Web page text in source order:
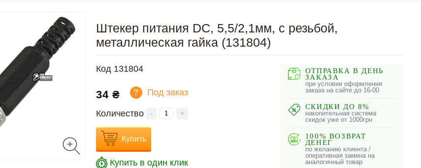
Штекер питания DC, 5,5/2,1мм, с резьбой,
металлическая гайка (131804)
Код 131804
34 ₴ ? Под заказ
Количество - +
Купить
Купить в один клик
ОТПРАВКА В ДЕНЬ
ЗАКАЗА
при условии оформления
заказа на сайте до 16-00
СКИДКИ ДО 8%
накопительная система
скидок уже от 1000грн
100% ВОЗВРАТ
ДЕНЕГ
по желанию клиента /
оперативная замена на
аналогичный товар